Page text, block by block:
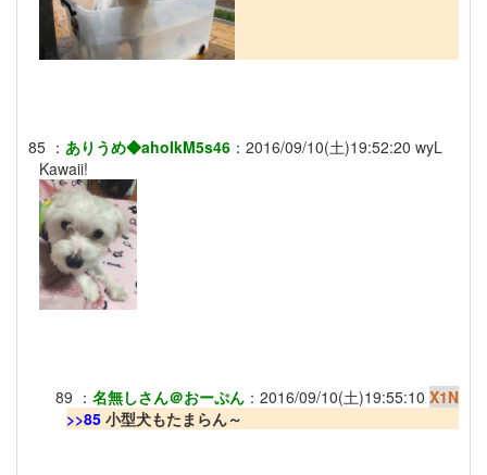
85 ： ありうめ◆ahoIkM5s46 ： 2016/09/10(土)19:52:20 wyL
Kawaii!
89 ： 名無しさん＠おーぷん ： 2016/09/10(土)19:55:10 X1N
>>85 小型犬もたまらん～